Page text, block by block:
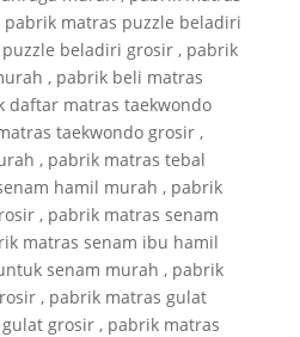
matras puzzle beladiri
beladiri grosir , pabrik
, pabrik beli matras
daftar matras taekwondo
taekwondo grosir ,
, pabrik matras tebal
hamil murah , pabrik
, pabrik matras senam
matras senam ibu hamil
senam murah , pabrik
, pabrik matras gulat
grosir , pabrik matras